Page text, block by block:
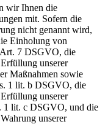
wir Ihnen die
mit. Sofern die
nicht genannt wird,
Einholung von
7 DSGVO, die
unserer
Maßnahmen sowie
1 lit. b DSGVO, die
unserer
1 lit. c DSGVO, und die
unserer